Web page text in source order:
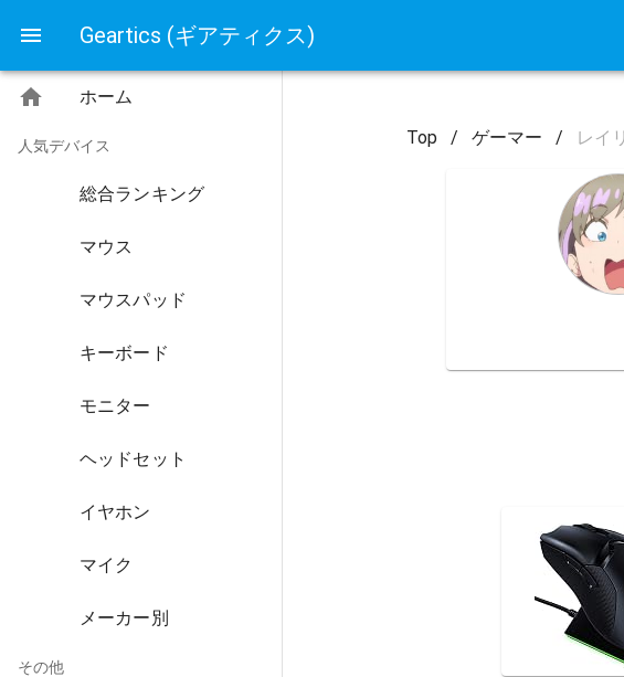
Geartics (ギアティクス)
ホーム
人気デバイス
総合ランキング
マウス
マウスパッド
キーボード
モニター
ヘッドセット
イヤホン
マイク
メーカー別
その他
Top / ゲーマー / レイ